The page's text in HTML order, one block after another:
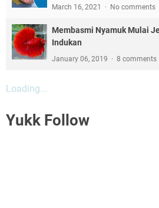
March 16, 2021 No comments
Membasmi Nyamuk Mulai
Indukan
January 06, 2019 8 comments
Loading...
Yukk Follow